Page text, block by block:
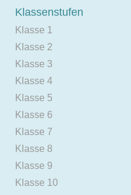
Klassenstufen
Klasse 1
Klasse 2
Klasse 3
Klasse 4
Klasse 5
Klasse 6
Klasse 7
Klasse 8
Klasse 9
Klasse 10